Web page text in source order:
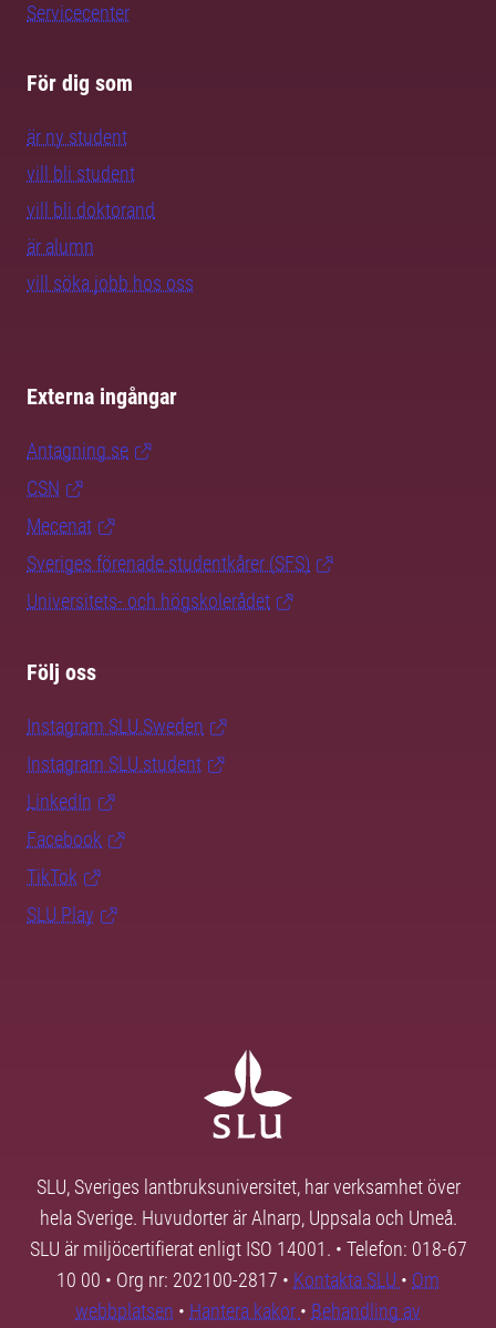
Servicecenter
För dig som
är ny student
vill bli student
vill bli doktorand
är alumn
vill söka jobb hos oss
Externa ingångar
Antagning.se
CSN
Mecenat
Sveriges förenade studentkårer (SFS)
Universitets- och högskolerådet
Följ oss
Instagram SLU.Sweden
Instagram SLU.student
LinkedIn
Facebook
TikTok
SLU Play
SLU, Sveriges lantbruksuniversitet, har verksamhet över
hela Sverige. Huvudorter är Alnarp, Uppsala och Umeå.
SLU är miljöcertifierat enligt ISO 14001. • Telefon: 018-67
10 00 • Org nr: 202100-2817 • Kontakta SLU • Om
webbplatsen • Hantera kakor • Behandling av